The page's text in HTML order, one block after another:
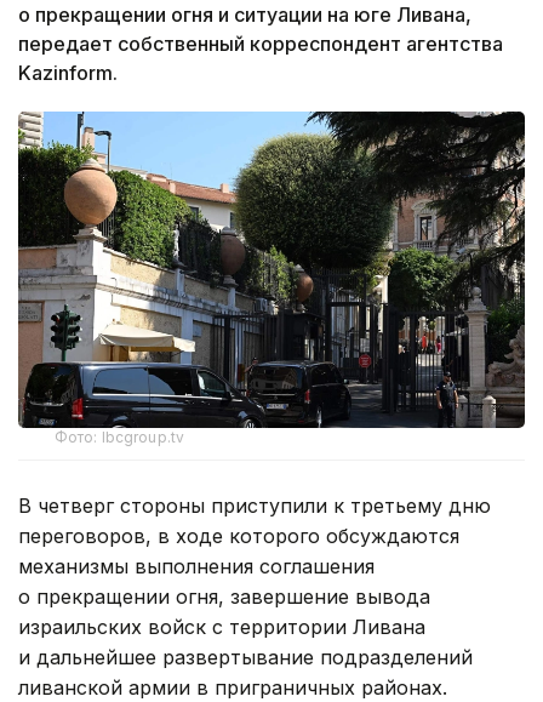
о прекращении огня и ситуации на юге Ливана,
передает собственный корреспондент агентства
Kazinform.
Фото: lbcgroup.tv
В четверг стороны приступили к третьему дню
переговоров, в ходе которого обсуждаются
механизмы выполнения соглашения
о прекращении огня, завершение вывода
израильских войск с территории Ливана
и дальнейшее развертывание подразделений
ливанской армии в приграничных районах.